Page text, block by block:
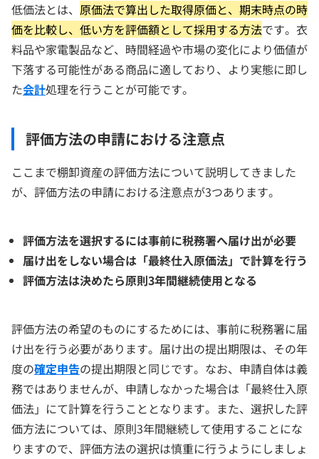
低価法とは、 原価法で算出した取得原価と、期末時点の時
価を比較し、低い方を評価額として採用する方法です。衣
料品や家電製品など、時間経過や市場の変化により価値が
下落する可能性がある商品に適しており、より実態に即し
た会計処理を行うことが可能です。
評価方法の申請における注意点
ここまで棚卸資産の評価方法について説明してきました
が、評価方法の申請における注意点が3つあります。
評価方法を選択するには事前に税務署へ届け出が必要
届け出をしない場合は「最終仕入原価法」で計算を行う
評価方法は決めたら原則3年間継続使用となる
評価方法の希望のものにするためには、事前に税務署に届
け出を行う必要があります。届け出の提出期限は、その年
度の確定申告の提出期限と同じです。なお、申請自体は義
務ではありませんが、申請しなかった場合は「最終仕入原
価法」にて計算を行うこととなります。また、選択した評
価方法については、原則3年間継続して使用することにな
りますので、評価方法の選択は慎重に行うようにしましょ